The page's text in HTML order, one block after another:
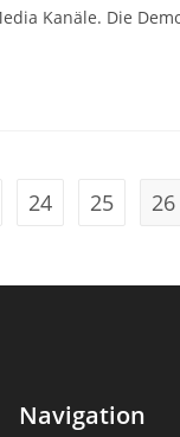
Kanäle. Die
24 25 26
Navigation